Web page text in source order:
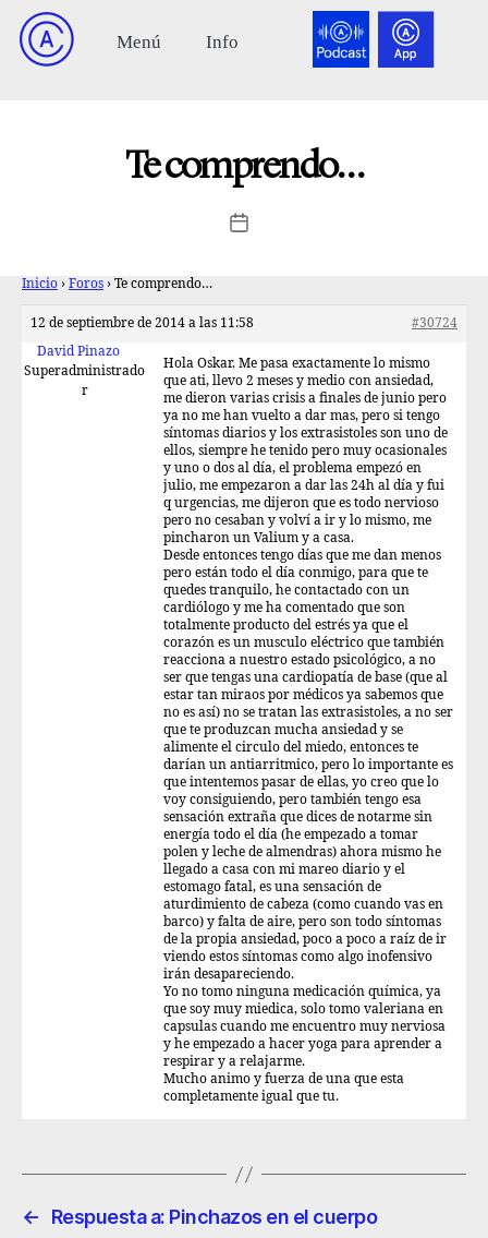
Te comprendo…
Inicio › Foros › Te comprendo…
12 de septiembre de 2014 a las 11:58
#30724
David Pinazo
Superadministrado
r
Hola Oskar. Me pasa exactamente lo mismo
que ati, llevo 2 meses y medio con ansiedad,
me dieron varias crisis a finales de junio pero
ya no me han vuelto a dar mas, pero si tengo
síntomas diarios y los extrasistoles son uno de
ellos, siempre he tenido pero muy ocasionales
y uno o dos al día, el problema empezó en
julio, me empezaron a dar las 24h al día y fui
q urgencias, me dijeron que es todo nervioso
pero no cesaban y volví a ir y lo mismo, me
pincharon un Valium y a casa.
Desde entonces tengo días que me dan menos
pero están todo el día conmigo, para que te
quedes tranquilo, he contactado con un
cardiólogo y me ha comentado que son
totalmente producto del estrés ya que el
corazón es un musculo eléctrico que también
reacciona a nuestro estado psicológico, a no
ser que tengas una cardiopatía de base (que al
estar tan miraos por médicos ya sabemos que
no es así) no se tratan las extrasistoles, a no ser
que te produzcan mucha ansiedad y se
alimente el circulo del miedo, entonces te
darían un antiarritmico, pero lo importante es
que intentemos pasar de ellas, yo creo que lo
voy consiguiendo, pero también tengo esa
sensación extraña que dices de notarme sin
energía todo el día (he empezado a tomar
polen y leche de almendras) ahora mismo he
llegado a casa con mi mareo diario y el
estomago fatal, es una sensación de
aturdimiento de cabeza (como cuando vas en
barco) y falta de aire, pero son todo síntomas
de la propia ansiedad, poco a poco a raíz de ir
viendo estos síntomas como algo inofensivo
irán desapareciendo.
Yo no tomo ninguna medicación química, ya
que soy muy miedica, solo tomo valeriana en
capsulas cuando me encuentro muy nerviosa
y he empezado a hacer yoga para aprender a
respirar y a relajarme.
Mucho animo y fuerza de una que esta
completamente igual que tu.
←
Respuesta a: Pinchazos en el cuerpo